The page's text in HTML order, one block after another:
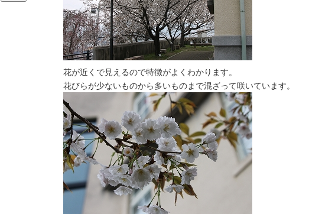
花が近くで見えるので特徴がよくわかります。
花びらが少ないものから多いものまで混ざって咲いています。